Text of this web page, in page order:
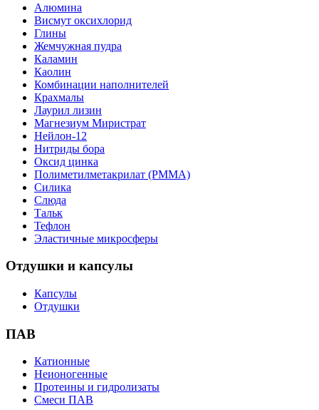
Алюмина
Висмут оксихлорид
Глины
Жемчужная пудра
Каламин
Каолин
Комбинации наполнителей
Крахмалы
Лаурил лизин
Магнезиум Миристрат
Нейлон-12
Нитриды бора
Оксид цинка
Полиметилметакрилат (PMMA)
Силика
Слюда
Тальк
Тефлон
Эластичные микросферы
Отдушки и капсулы
Капсулы
Отдушки
ПАВ
Катионные
Неионогенные
Протеины и гидролизаты
Смеси ПАВ